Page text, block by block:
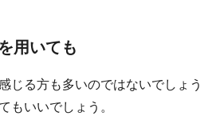
用いても
じる方も多いのではないでしょう
もいいでしょう。